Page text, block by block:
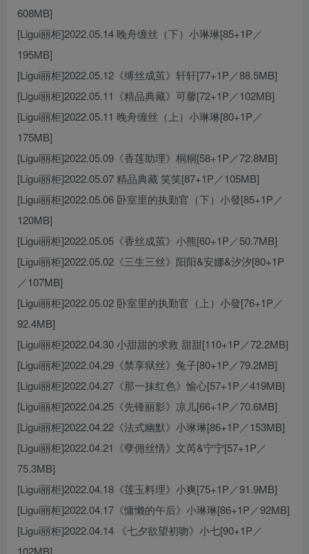
608MB]
[Ligui丽柜]2022.05.14 晚舟缠丝（下）小琳琳[85+1P／
195MB]
[Ligui丽柜]2022.05.12《缚丝成茧》轩轩[77+1P／88.5MB]
[Ligui丽柜]2022.05.11《精品典藏》可馨[72+1P／102MB]
[Ligui丽柜]2022.05.11 晚舟缠丝（上）小琳琳[80+1P／
175MB]
[Ligui丽柜]2022.05.09《香莲助理》桐桐[58+1P／72.8MB]
[Ligui丽柜]2022.05.07 精品典藏 笑笑[87+1P／105MB]
[Ligui丽柜]2022.05.06 卧室里的执勤官（下）小發[85+1P／
120MB]
[Ligui丽柜]2022.05.05《香丝成茧》小熊[60+1P／50.7MB]
[Ligui丽柜]2022.05.02《三生三丝》阳阳&安娜&汐汐[80+1P
／107MB]
[Ligui丽柜]2022.05.02 卧室里的执勤官（上）小發[76+1P／
92.4MB]
[Ligui丽柜]2022.04.30 小甜甜的求救 甜甜[110+1P／72.2MB]
[Ligui丽柜]2022.04.29《禁享狱丝》兔子[80+1P／79.2MB]
[Ligui丽柜]2022.04.27《那一抹红色》愉心[57+1P／419MB]
[Ligui丽柜]2022.04.25《先锋丽影》凉儿[66+1P／70.6MB]
[Ligui丽柜]2022.04.22《法式幽默》小琳琳[86+1P／153MB]
[Ligui丽柜]2022.04.21《孽佣丝情》文芮&宁宁[57+1P／
75.3MB]
[Ligui丽柜]2022.04.18《莲玉料理》小爽[75+1P／91.9MB]
[Ligui丽柜]2022.04.17《慵懒的午后》小琳琳[86+1P／92MB]
[Ligui丽柜]2022.04.14 《七夕欲望初吻》小七[90+1P／
102MB]